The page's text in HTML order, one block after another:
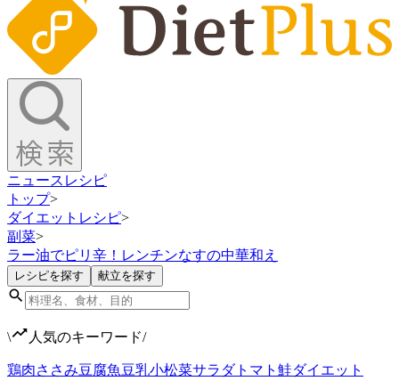
ニュース レシピ
トップ>
ダイエットレシピ>
副菜>
ラー油でピリ辛！レンチンなすの中華和え
レシピを探す 献立を探す
\ 人気のキーワード/
鶏肉ささみ豆腐魚豆乳小松菜サラダトマト 鮭ダイエット